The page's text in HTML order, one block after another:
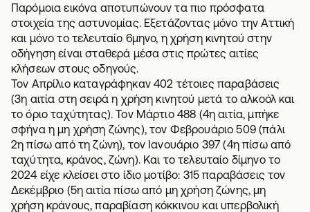
Παρόμοια εικόνα αποτυπώνουν τα πιο πρόσφατα
στοιχεία της αστυνομίας. Εξετάζοντας μόνο την Αττική
και μόνο το τελευταίο 6μηνο, η χρήση κινητού στην
οδήγηση είναι σταθερά μέσα στις πρώτες αιτίες
κλήσεων στους οδηγούς.
Τον Απρίλιο καταγράφηκαν 402 τέτοιες παραβάσεις
(3η αιτία στη σειρά η χρήση κινητού μετά το αλκοόλ και
το όριο ταχύτητας). Τον Μάρτιο 488 (4η αιτία, μπήκε
σφήνα η μη χρήση ζώνης), τον Φεβρουάριο 509 (πάλι
2η πίσω από τη ζώνη), τον Ιανουάριο 397 (4η πίσω από
ταχύτητα, κράνος, ζώνη). Και το τελευταίο δίμηνο το
2024 είχε κλείσει στο ίδιο μοτίβο: 315 παραβάσεις τον
Δεκέμβριο (5η αιτία πίσω από μη χρήση ζώνης, μη
χρήση κράνους, παραβίαση κόκκινου και υπερβολική